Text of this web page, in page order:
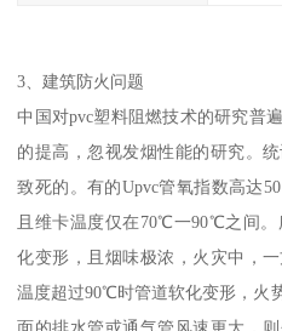
3、建筑防火问题
中国对pvc塑料阻燃技术的研究普
的提高，忽视发烟性能的研究。
致死的。有的Upvc管氧指数高达
且维卡温度仅在70℃一90℃之间
化变形，且烟味极浓，火灾中，
温度超过90℃时管道软化变形，火
面的排水管或通气管风速更大，